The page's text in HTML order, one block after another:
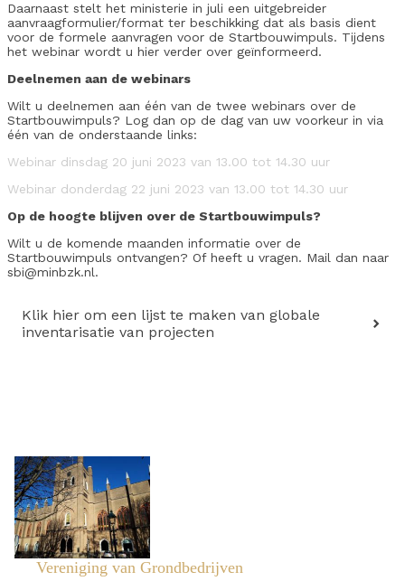
Daarnaast stelt het ministerie in juli een uitgebreider
aanvraagformulier/format ter beschikking dat als basis dient
voor de formele aanvragen voor de Startbouwimpuls. Tijdens
het webinar wordt u hier verder over geïnformeerd.
Deelnemen aan de webinars
Wilt u deelnemen aan één van de twee webinars over de
Startbouwimpuls? Log dan op de dag van uw voorkeur in via
één van de onderstaande links:
Webinar dinsdag 20 juni 2023 van 13.00 tot 14.30 uur
Webinar donderdag 22 juni 2023 van 13.00 tot 14.30 uur
Op de hoogte blijven over de Startbouwimpuls?
Wilt u de komende maanden informatie over de
Startbouwimpuls ontvangen? Of heeft u vragen. Mail dan naar
sbi@minbzk.nl.
Klik hier om een lijst te maken van globale
inventarisatie van projecten
Vereniging van Grondbedrijven